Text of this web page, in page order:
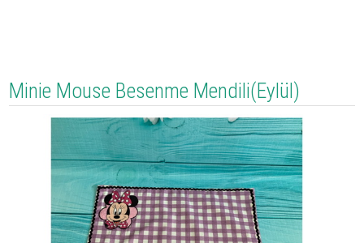
Minie Mouse Besenme Mendili(Eylül)